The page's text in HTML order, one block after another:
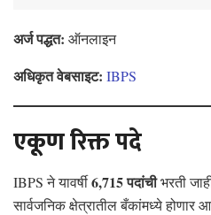
अर्ज पद्धत: ऑनलाइन
अधिकृत वेबसाइट: IBPS
एकूण रिक्त पदे
IBPS ने यावर्षी6,715 पदांचीभरती
सार्वजनिक क्षेत्रातील बँकांमध्ये होणार